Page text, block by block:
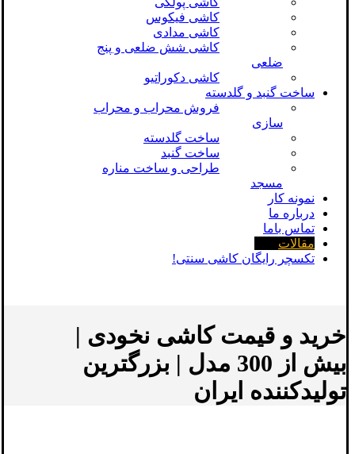
کاشی فیکوس
کاشی مدادی
کاشی شش ضلعی و پنج
ضلعی
کاشی دکوراتیو
ساخت گنبد و گلدسته
فروش محراب و محراب
سازی
ساخت گلدسته
ساخت گنبد
طراحی و ساخت مناره
مسجد
نمونه کار
درباره ما
تماس باما
مقالات
تکسچر رایگان کاشی سنتی!
خرید و قیمت کاشی نخودی |
بیش از 300 مدل | بزرگترین
تولیدکننده ایران